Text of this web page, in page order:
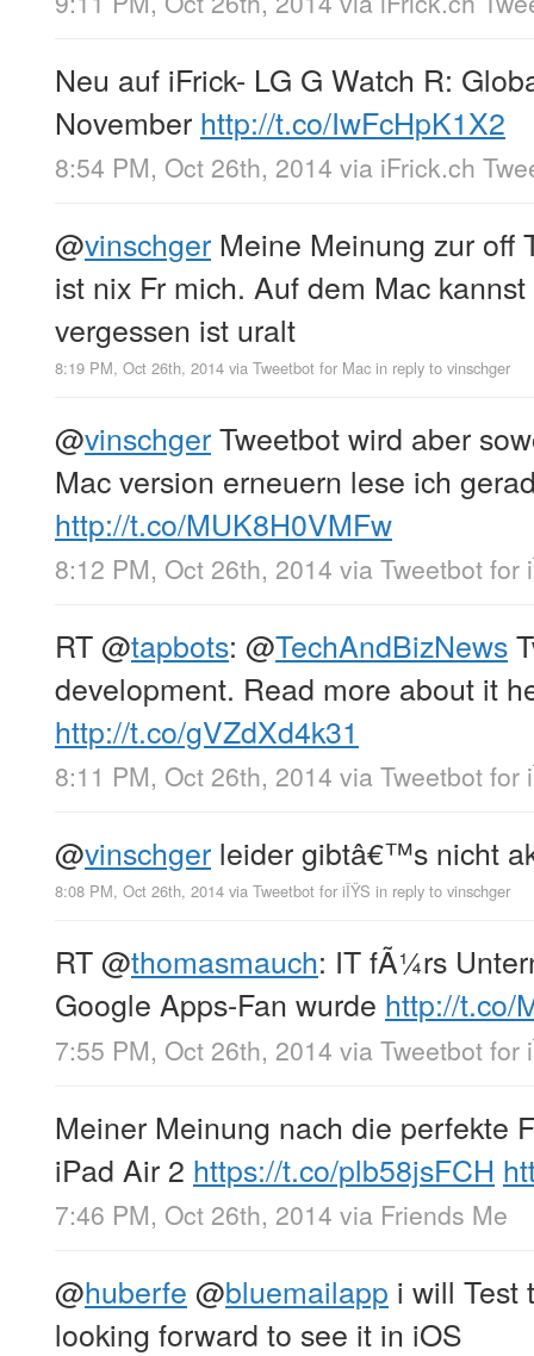
Neu auf iFrick- LG G Watch R:
November http://t.co/IwFcHpK1X2
8:54 PM, Oct 26th, 2014 via iFrick.ch
@vinschger Meine Meinung zur off
ist nix Fr mich. Auf dem Mac
vergessen ist uralt
8:19 PM, Oct 26th, 2014 via Tweetbot for Mac in reply to vinschger
@vinschgerTweetbot wird aber
Mac version erneuern lese ich
http://t.co/MUK8H0VMFw
8:12 PM, Oct 26th, 2014 via Tweetbot for
RT@tapbots: @TechAndBizNews
development. Read more about it
http://t.co/gVZdXd4k31
8:11 PM, Oct 26th, 2014 via Tweetbot for
@vinschger leider gibtâ€™s nicht
8:08 PM, Oct 26th, 2014 via Tweetbot for iÎŸS in reply to vinschger
RT@thomasmauch: IT fÃ¼rs
Google Apps-Fan wurde http://t.co/
7:55 PM, Oct 26th, 2014 via Tweetbot for
Meiner Meinung nach die perfekte
iPad Air 2 https://t.co/plb58jsFCH
7:46 PM, Oct 26th, 2014 via Friends Me
@huberfe @bluemailapp i will Test
looking forward to see it in iOS